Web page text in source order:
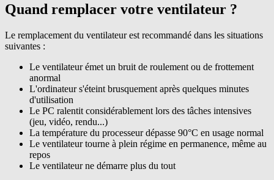
Quand remplacer votre ventilateur ?
Le remplacement du ventilateur est recommandé dans les situations
suivantes :
Le ventilateur émet un bruit de roulement ou de frottement
anormal
L'ordinateur s'éteint brusquement après quelques minutes
d'utilisation
Le PC ralentit considérablement lors des tâches intensives
(jeu, vidéo, rendu...)
La température du processeur dépasse 90°C en usage normal
Le ventilateur tourne à plein régime en permanence, même au
repos
Le ventilateur ne démarre plus du tout